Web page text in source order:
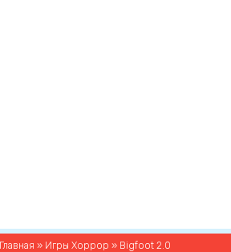
Главная » Игры Хоррор » Bigfoot 2.0